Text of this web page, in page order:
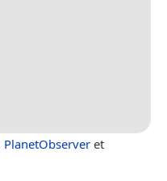
PlanetObserver et